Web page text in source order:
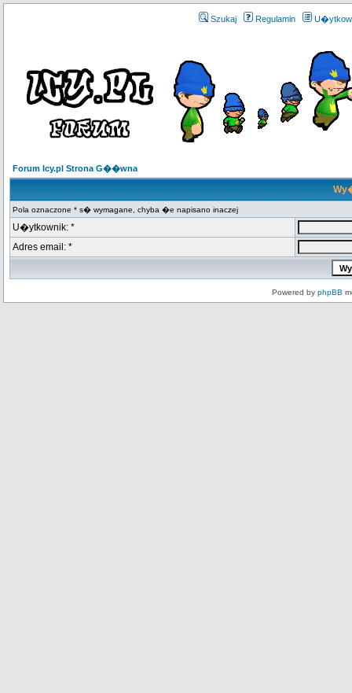
Szukaj Regulamin
Forum Icy.pl Strona G��wna
Pola oznaczone * s� wymagane, chyba �e napisano inaczej
U�ytkownik: *
Adres email: *
Powered by phpBB